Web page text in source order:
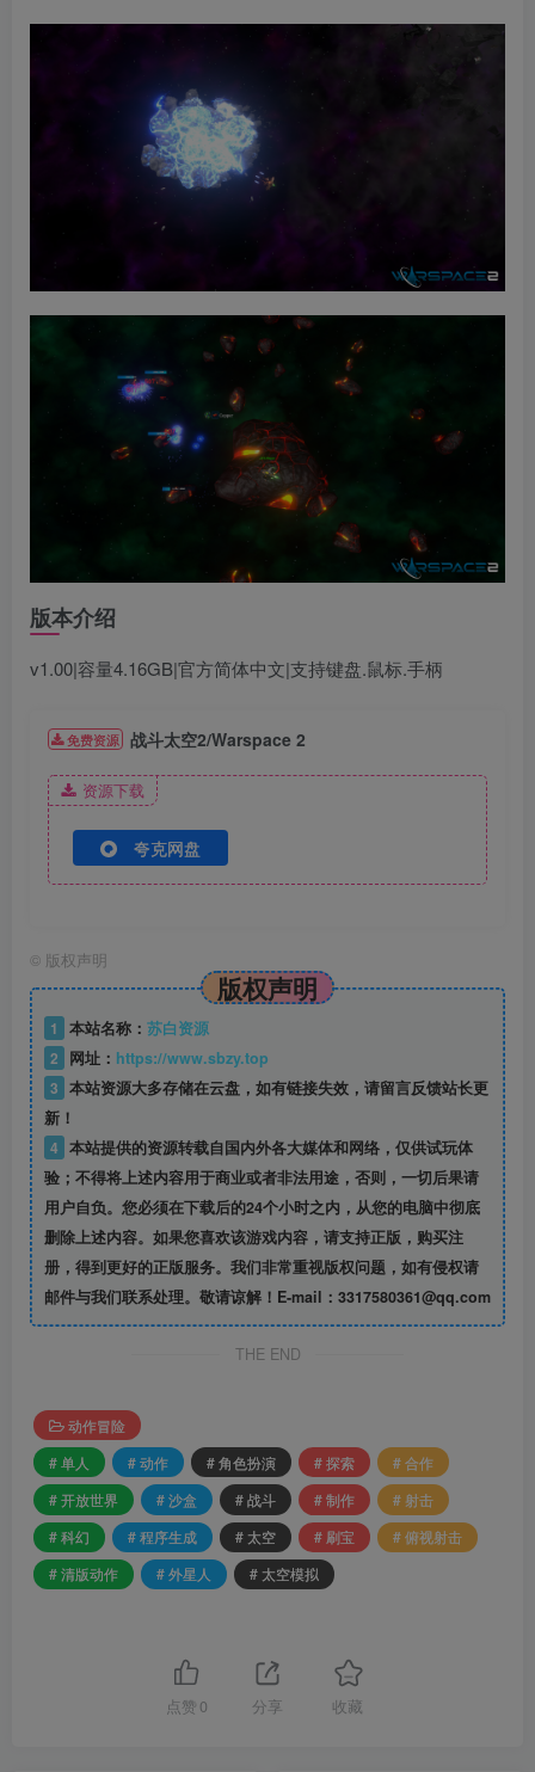
版本介绍
v1.00|容量4.16GB|官方简体中文|支持键盘.鼠标.手柄
免费资源 战斗太空2/Warspace 2
资源下载
夸克网盘
© 版权声明
版权声明
1 本站名称： 苏白资源
2
网址： https://www.sbzy.top
3 本站资源大多存储在云盘，如有链接失效，请留言反馈站长更
新！
4 本站提供的资源转载自国内外各大媒体和网络，仅供试玩体
验；不得将上述内容用于商业或者非法用途，否则，一切后果请
用户自负。您必须在下载后的24个小时之内，从您的电脑中彻底
删除上述内容。如果您喜欢该游戏内容，请支持正版，购买注
册，得到更好的正版服务。我们非常重视版权问题，如有侵权请
邮件与我们联系处理。敬请谅解！E-mail：3317580361@qq.com
THE END
动作冒险
# 单人
# 动作 # 角色扮演 # 探索
# 合作
# 开放世界
# 沙盒 # 战斗 # 制作
# 射击
# 科幻
# 程序生成 # 太空 # 刷宝
# 俯视射击
# 清版动作
# 外星人 # 太空模拟
点赞 0 分享 收藏